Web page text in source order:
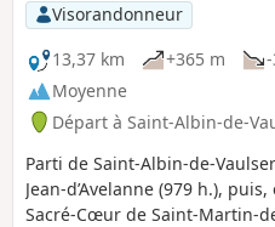
randonnée, qui est
belvédères qu'elle offre sur le
d'Aiguebelette et la Chartreuse.
modérateur au 18/08/2021 :
en (7) semble difficile à trouver.
commentaires en bas de
Utiliser un GPS ou l'application
Visorando pour trouver un
alternatif
Visorandonneur
13,37 km
+365 m
Moyenne
Départ à Saint-Albin-de-
Parti de Saint-Albin-de-
Jean-d’Avelanne (979 h.),
Sacré-Cœur de Saint-Martin-